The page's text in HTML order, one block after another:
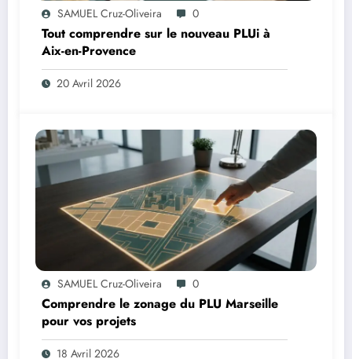
SAMUEL Cruz-Oliveira 0
Tout comprendre sur le nouveau PLUi à
Aix-en-Provence
20 Avril 2026
SAMUEL Cruz-Oliveira 0
Comprendre le zonage du PLU Marseille
pour vos projets
18 Avril 2026